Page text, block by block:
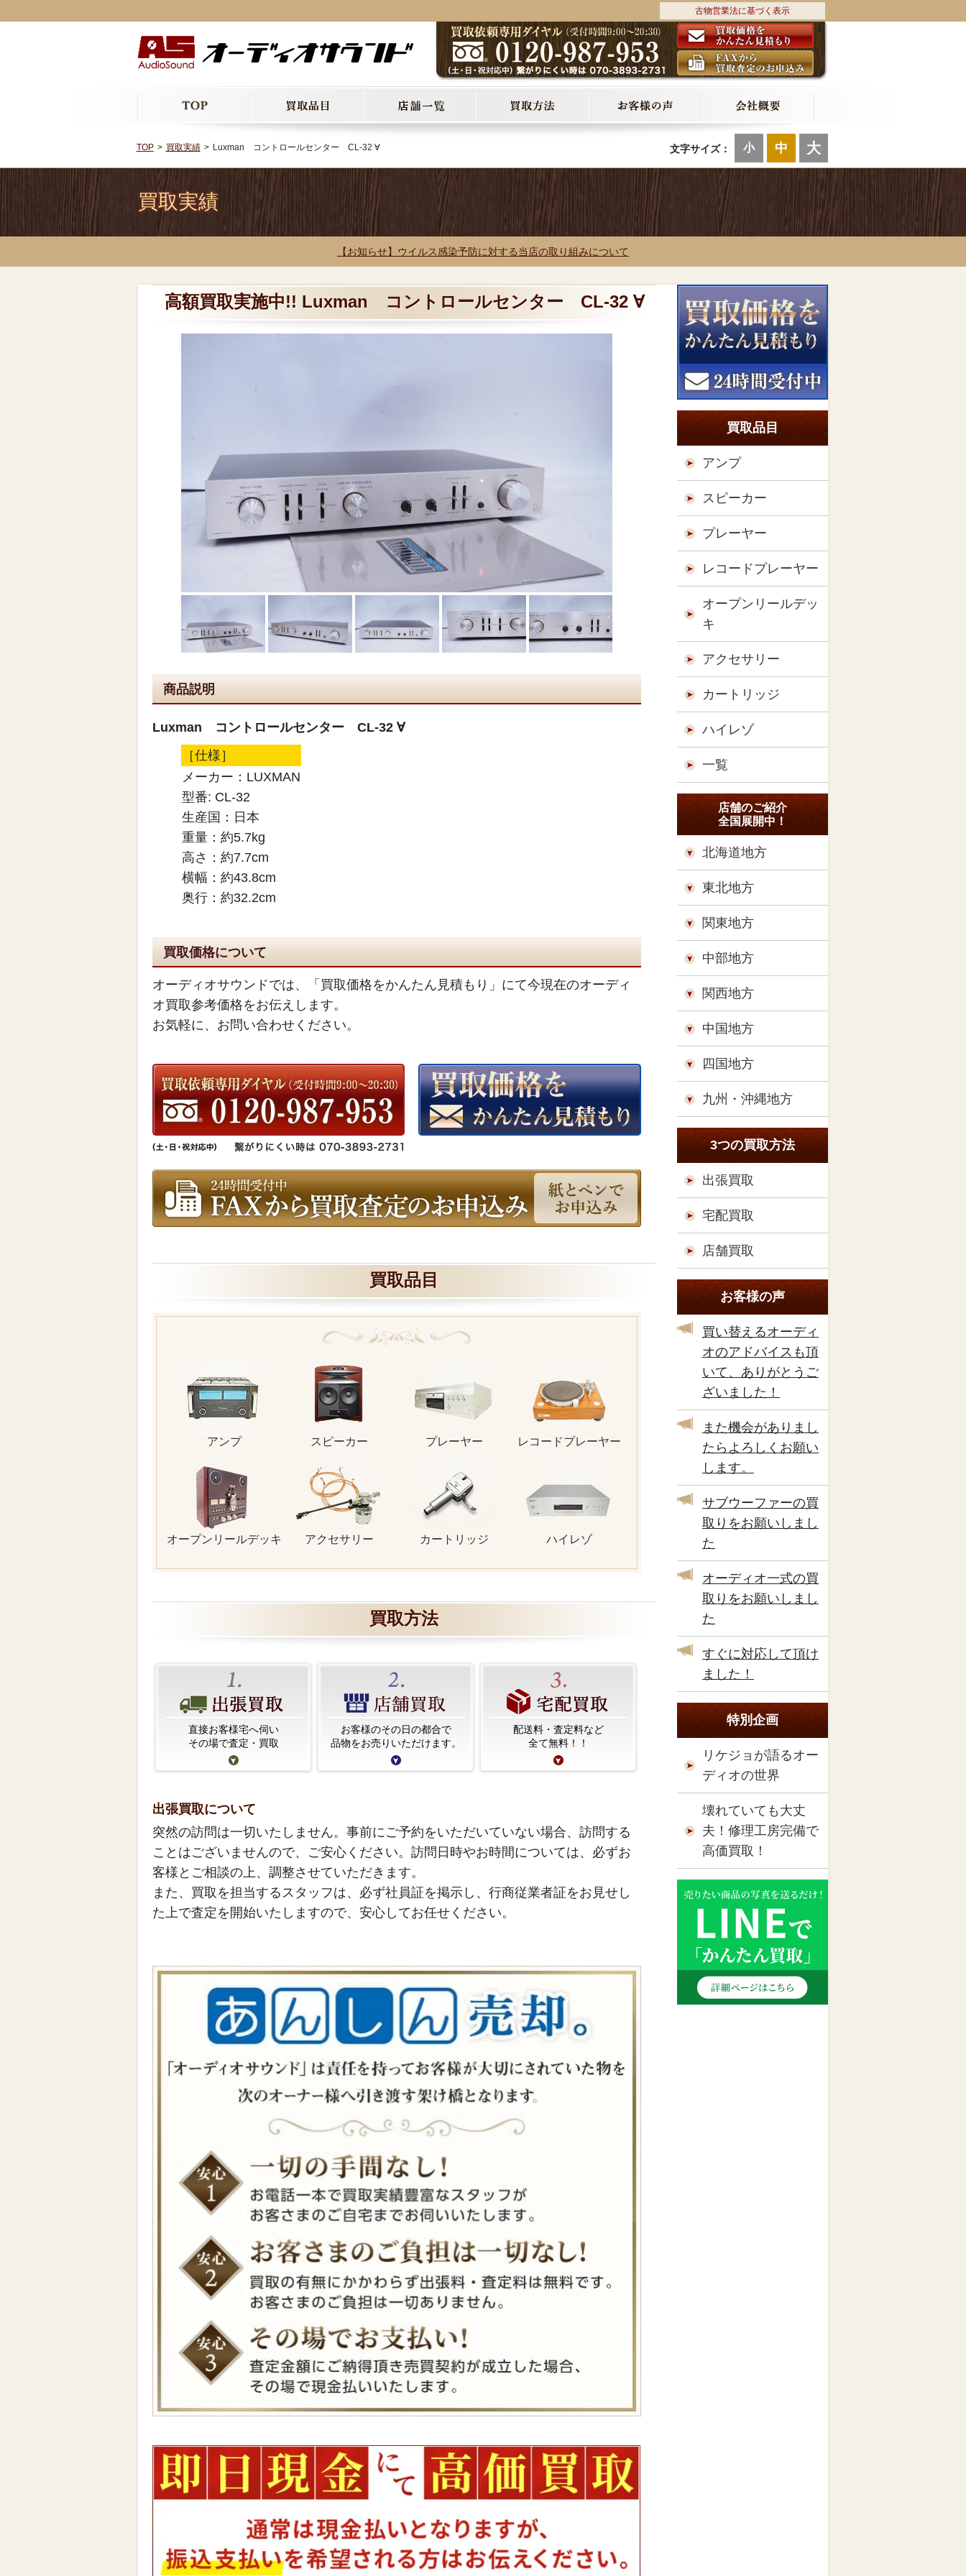
古物営業法に基づく表示
文字サイズ： 小 中 大
TOP 買取実績 Luxman コントロールセンター CL-32 ∀
買取実績
【お知らせ】ウイルス感染予防に対する当店の取り組みについて
高額買取実施中!! Luxman コントロールセンター CL-32 ∀
商品説明
Luxman コントロールセンター CL-32 ∀
［仕様］
メーカー：LUXMAN
型番: CL-32
生産国：日本
重量：約5.7kg
高さ：約7.7cm
横幅：約43.8cm
奥行：約32.2cm
買取価格について
オーディオサウンドでは、「買取価格をかんたん見積もり」にて今現在のオーディ
オ買取参考価格をお伝えします。
お気軽に、お問い合わせください。
買取品目
アンプ スピーカー プレーヤー レコードプレーヤー
オープンリールデッキ アクセサリー カートリッジ ハイレゾ
買取方法
直接お客様宅へ伺い
その場で査定・買取
お客様のその日の都合で
品物をお売りいただけます。
配送料・査定料など
全て無料！！
出張買取について
突然の訪問は一切いたしません。事前にご予約をいただいていない場合、訪問する
ことはございませんので、ご安心ください。訪問日時やお時間については、必ずお
客様とご相談の上、調整させていただきます。
また、買取を担当するスタッフは、必ず社員証を掲示し、行商従業者証をお見せし
た上で査定を開始いたしますので、安心してお任せください。
買取品目
アンプ
スピーカー
プレーヤー
レコードプレーヤー
オープンリールデッ
キ
アクセサリー
カートリッジ
ハイレゾ
一覧
店舗のご紹介
全国展開中！
北海道地方
東北地方
関東地方
中部地方
関西地方
中国地方
四国地方
九州・沖縄地方
3つの買取方法
出張買取
宅配買取
店舗買取
お客様の声
買い替えるオーディ
オのアドバイスも頂
いて、ありがとうご
ざいました！
また機会がありまし
たらよろしくお願い
します。
サブウーファーの買
取りをお願いしまし
た
オーディオ一式の買
取りをお願いしまし
た
すぐに対応して頂け
ました！
特別企画
リケジョが語るオー
ディオの世界
壊れていても大丈
夫！修理工房完備で
高価買取！